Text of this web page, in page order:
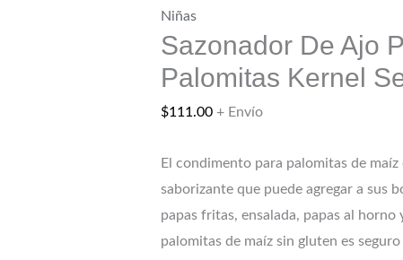
Niñas
Sazonador De Ajo
Palomitas Kernel
$111.00 + Envío
El condimento para palomitas de
saborizante que puede agregar a sus
papas fritas, ensalada, papas al
palomitas de maíz sin gluten es